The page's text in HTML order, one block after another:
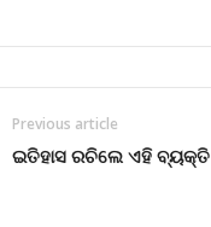
Previous article
ଇତିହାସ ରଚିଲେ ଏହି ବ୍ୟକ୍ତି